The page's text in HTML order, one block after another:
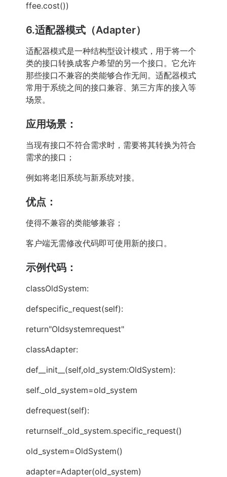
ffee.cost())
6.适配器模式（Adapter）
适配器模式是一种结构型设计模式，用于将一个
类的接口转换成客户希望的另一个接口。它允许
那些接口不兼容的类能够合作无间。适配器模式
常用于系统之间的接口兼容、第三方库的接入等
场景。
应用场景：
当现有接口不符合需求时，需要将其转换为符合
需求的接口；
例如将老旧系统与新系统对接。
优点：
使得不兼容的类能够兼容；
客户端无需修改代码即可使用新的接口。
示例代码：
classOldSystem:
defspecific_request(self):
return"Oldsystemrequest"
classAdapter:
def__init__(self,old_system:OldSystem):
self._old_system=old_system
defrequest(self):
returnself._old_system.specific_request()
old_system=OldSystem()
adapter=Adapter(old_system)